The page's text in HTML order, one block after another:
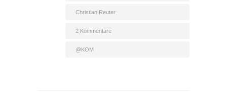
Christian Reuter
2 Kommentare
@KOM